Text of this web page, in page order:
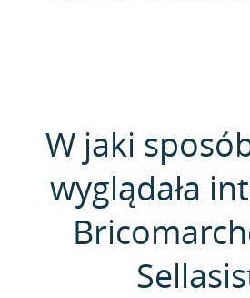
W jaki
wyglądała